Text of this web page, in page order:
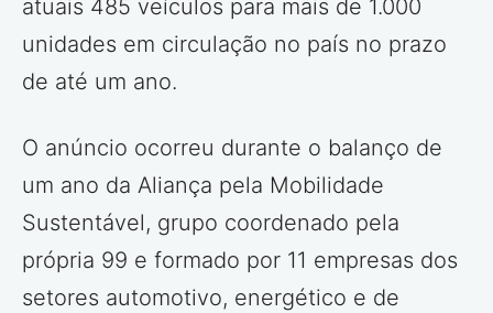
atuais 485 veículos para mais de 1.000
unidades em circulação no país no prazo
de até um ano.
O anúncio ocorreu durante o balanço de
um ano da Aliança pela Mobilidade
Sustentável, grupo coordenado pela
própria 99 e formado por 11 empresas dos
setores automotivo, energético e de